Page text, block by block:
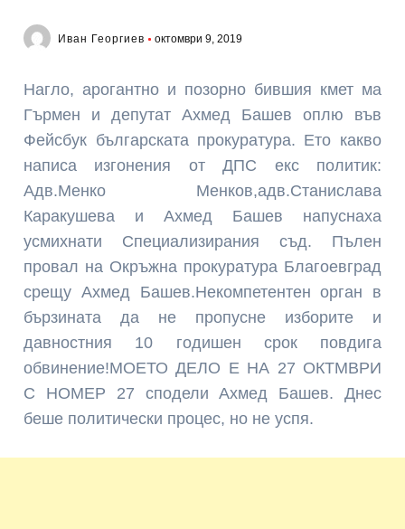
Иван Георгиев октомври 9, 2019
Нагло, арогантно и позорно бившия кмет ма
Гърмен и депутат Ахмед Башев оплю във
Фейсбук българската прокуратура. Ето какво
написа изгонения от ДПС екс политик:
Адв.Менко Менков,адв.Станислава
Каракушева и Ахмед Башев напуснаха
усмихнати Специализирания съд. Пълен
провал на Окръжна прокуратура Благоевград
срещу Ахмед Башев.Некомпетентен орган в
бързината да не пропусне изборите и
давностния 10 годишен срок повдига
обвинение!МОЕТО ДЕЛО Е НА 27 ОКТМВРИ
С НОМЕР 27 сподели Ахмед Башев. Днес
беше политически процес, но не успя.